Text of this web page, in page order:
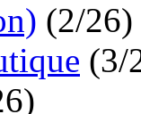
(2/26)
(3/